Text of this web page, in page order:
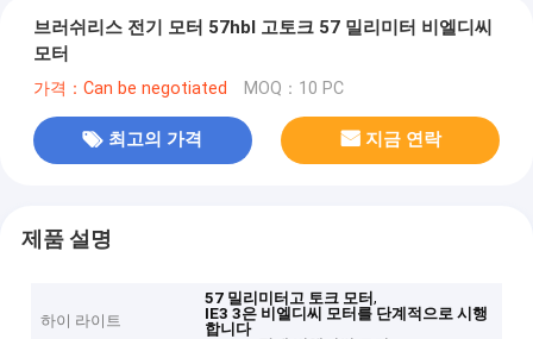
브러쉬리스 전기 모터 57hbl 고토크 57 밀리미터 비엘디씨
모터
가격：Can be negotiated MOQ：10 PC
최고의 가격 지금 연락
제품 설명
하이 라이트
57 밀리미터고 토크 모터,
IE3 3은 비엘디씨 모터를 단계적으로 시행
합니다